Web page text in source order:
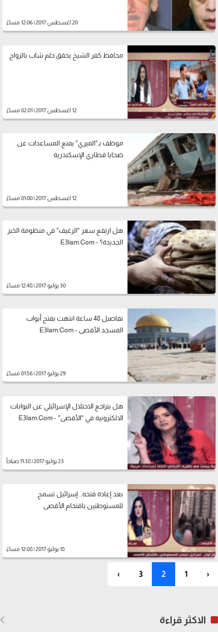
20 اغسطس 2017 | 12:06 مساءً
محافظ كفر الشيخ يحقق حلم شاب بالزواج
12 اغسطس 2017 | 02:01 مساءً
موظف بـ"الميري" يمنع المساعدات عن
ضحايا قطاري الإسكندرية
12 اغسطس 2017 | 01:00 مساءً
هل ارتفع سعر "الرغيف" في منظومة الخبز
الجديدة؟ - E3lam.Com
30 يوليو 2017 | 12:48 مساءً
تفاصيل 48 ساعة انتهت بفتح أبواب
المسجد الأقصى - E3lam.Com
29 يوليو 2017 | 01:56 مساءً
هل يتراجع الاحتلال الإسرائيلي عن البوابات
الالكترونية في "الأقصى" - E3lam.Com
23 يوليو 2017 | 11:38 صباحاً
بعد إعادة فتحه.. إسرائيل تسمح
للمستوطنين باقتحام الأقصى
18 يوليو 2017 | 12:08 مساءً
‹
1
2
3
›
الاكثر قراءة